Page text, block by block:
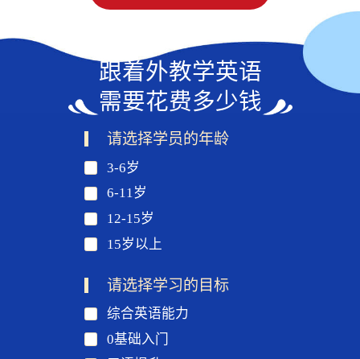
跟着外教学英语
需要花费多少钱
请选择学员的年龄
3-6岁
6-11岁
12-15岁
15岁以上
请选择学习的目标
综合英语能力
0基础入门